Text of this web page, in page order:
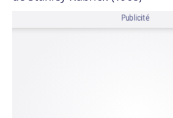
Publicité